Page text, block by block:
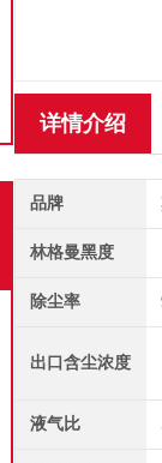
详情介绍
品牌
林格曼黑度
除尘率
出口含尘浓度
液气比